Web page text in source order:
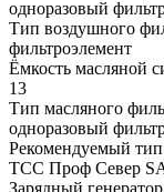
одноразовый
Тип воздушного
фильтроэлемент
Ёмкость масляной
13
Тип масляного
одноразовый
Рекомендуемый тип
ТСС Проф Север
Зарядный